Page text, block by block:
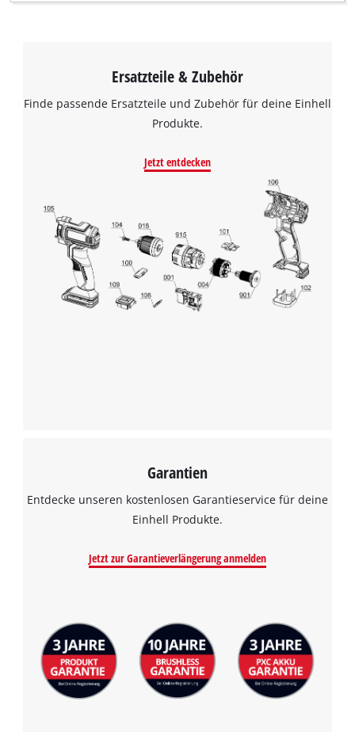
Ersatzteile & Zubehör
Finde passende Ersatzteile und Zubehör für deine Einhell
Produkte.
Jetzt entdecken
Garantien
Entdecke unseren kostenlosen Garantieservice für deine
Einhell Produkte.
Jetzt zur Garantieverlängerung anmelden